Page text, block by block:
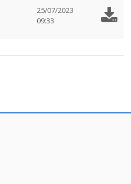
25/07/2023
09:33